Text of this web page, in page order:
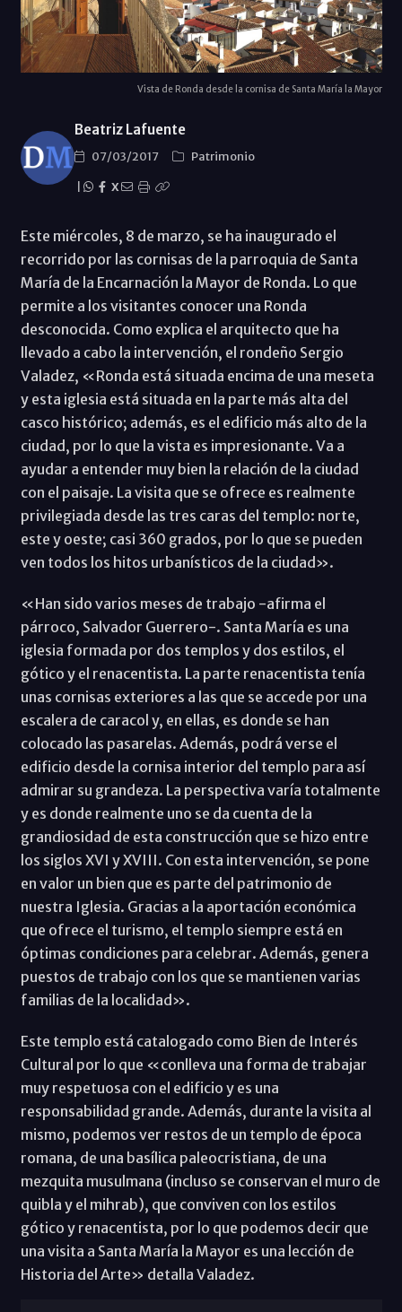
Vista de Ronda desde la cornisa de Santa María la Mayor
Beatriz Lafuente
07/03/2017
Patrimonio
X
Este miércoles, 8 de marzo, se ha inaugurado el
recorrido por las cornisas de la parroquia de Santa
María de la Encarnación la Mayor de Ronda. Lo que
permite a los visitantes conocer una Ronda
desconocida. Como explica el arquitecto que ha
llevado a cabo la intervención, el rondeño Sergio
Valadez, «Ronda está situada encima de una meseta
y esta iglesia está situada en la parte más alta del
casco histórico; además, es el edificio más alto de la
ciudad, por lo que la vista es impresionante. Va a
ayudar a entender muy bien la relación de la ciudad
con el paisaje. La visita que se ofrece es realmente
privilegiada desde las tres caras del templo: norte,
este y oeste; casi 360 grados, por lo que se pueden
ven todos los hitos urbanísticos de la ciudad».
«Han sido varios meses de trabajo -afirma el
párroco, Salvador Guerrero-. Santa María es una
iglesia formada por dos templos y dos estilos, el
gótico y el renacentista. La parte renacentista tenía
unas cornisas exteriores a las que se accede por una
escalera de caracol y, en ellas, es donde se han
colocado las pasarelas. Además, podrá verse el
edificio desde la cornisa interior del templo para así
admirar su grandeza. La perspectiva varía totalmente
y es donde realmente uno se da cuenta de la
grandiosidad de esta construcción que se hizo entre
los siglos XVI y XVIII. Con esta intervención, se pone
en valor un bien que es parte del patrimonio de
nuestra Iglesia. Gracias a la aportación económica
que ofrece el turismo, el templo siempre está en
óptimas condiciones para celebrar. Además, genera
puestos de trabajo con los que se mantienen varias
familias de la localidad».
Este templo está catalogado como Bien de Interés
Cultural por lo que «conlleva una forma de trabajar
muy respetuosa con el edificio y es una
responsabilidad grande. Además, durante la visita al
mismo, podemos ver restos de un templo de época
romana, de una basílica paleocristiana, de una
mezquita musulmana (incluso se conservan el muro de
quibla y el mihrab), que conviven con los estilos
gótico y renacentista, por lo que podemos decir que
una visita a Santa María la Mayor es una lección de
Historia del Arte» detalla Valadez.